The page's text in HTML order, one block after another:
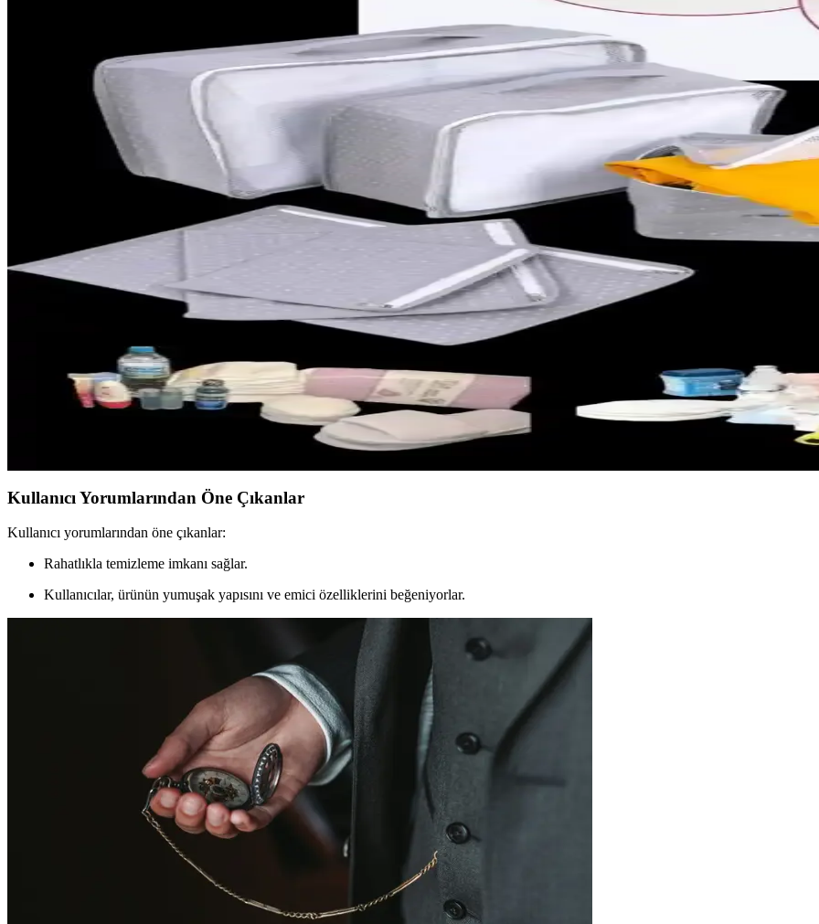
Bebeklerde burun tıkanıklığını hafifletmek için güvenli ve nazik burun aspiratörleri tercih edilmeli. Doğru kullanım ve hijyen kurallarıyla
Dudak Şeklinde Emzikler: Kozmetik ve Estetikte Yeni Trendler ve Tasarım Özellikleri
Dudak şekilli emzikler, estetik ve kozmetik alanında yeni trendler yaratırken, sevimli tasarımları ve kullanım pratikliğiyle öne çıkıyor.
Bioderma Bebek Şampuanları: Hassas Ciltler İçin Güvenilir Temizlik Çözümü
Bioderma bebek şampuanları, nazik ve doğal temizlik sağlar, göz yakmayan formülüyle ebeveynlerin tercihidir, cildi nemlendirir ve korur,
Anne Kucağı Beşik Nedir ve Bebekler İçin Neden Tercih Edilmelidir
Anne kucağı beşik, hafif ve taşınabilir tasarımıyla bebeklerin güvenli ve rahat uyumasını sağlar, pratik kullanımıyla ebeveynlere kolaylık
Mustela 50 Faktör Bebek Güneş Kremi: Hassas Ciltler İçin Güvenilir Koruma ve Özellikleri
Mustela 50 Faktör Bebek Güneş Kremi, yüksek SPF 50 ile hassas bebek cildini UV ışınlarına karşı korur, doğal içeriklerle formüle edilmiştir
Hastane Çantası Bebek İçin: Yeni Anneler İçin Gerekli Hazırlık Rehberi
Yeni anne ve bebekler için hastane çantasında bulunması gereken temel eşyalar, hazırlık ipuçları ve pratik öneriler bu rehberde detaylı şekilde
Doğum Çantası Hazırlama Rehberi: Yeni Doğan ve Annelik Sürecinde İhtiyacınız Olanlar
Doğum çantası, anne ve bebek için temel ihtiyaçları organize eden önemli bir araçtır. Doğru hazırlık, doğum sürecini stressiz ve konforlu
Kullanıcı Yorumlarından Öne Çıkanlar
Kullanıcı yorumlarından öne çıkanlar:
Rahatlıkla temizleme imkanı sağlar.
Kullanıcılar, ürünün yumuşak yapısını ve emici özelliklerini beğeniyorlar.